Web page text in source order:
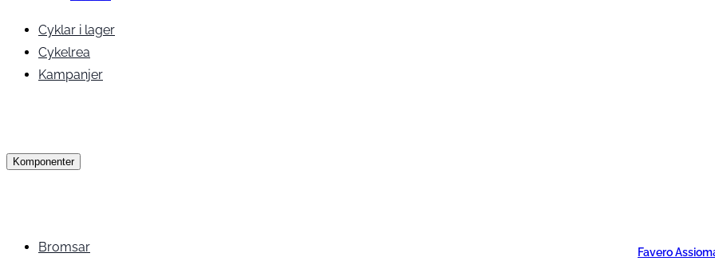
Cyklar i lager
Cykelrea
Kampanjer
Komponenter
Bromsar
Favero